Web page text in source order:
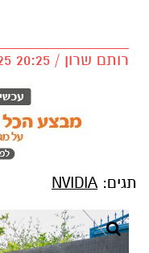
רותם שרון / 20:25 25.08.25